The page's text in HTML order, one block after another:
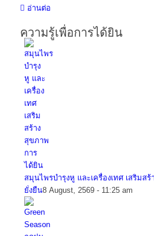
อ่านต่อ
ความรู้เพื่อการได้ยิน
สมุนไพรบำรุงหู และเครื่องเทศ เสริมส
ยั่งยืน8 August, 2569 - 11:25 am